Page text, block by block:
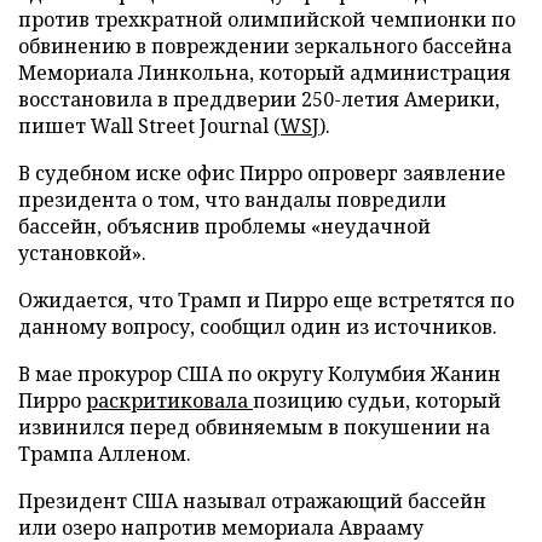
против трехкратной олимпийской чемпионки по
обвинению в повреждении зеркального бассейна
Мемориала Линкольна, который администрация
восстановила в преддверии 250-летия Америки,
пишет Wall Street Journal (WSJ).
В судебном иске офис Пирро опроверг заявление
президента о том, что вандалы повредили
бассейн, объяснив проблемы «неудачной
установкой».
Ожидается, что Трамп и Пирро еще встретятся по
данному вопросу, сообщил один из источников.
В мае прокурор США по округу Колумбия Жанин
Пиррораскритиковалапозицию судьи, который
извинился перед обвиняемым в покушении на
Трампа Алленом.
Президент США называл отражающий бассейн
или озеро напротив мемориала Аврааму